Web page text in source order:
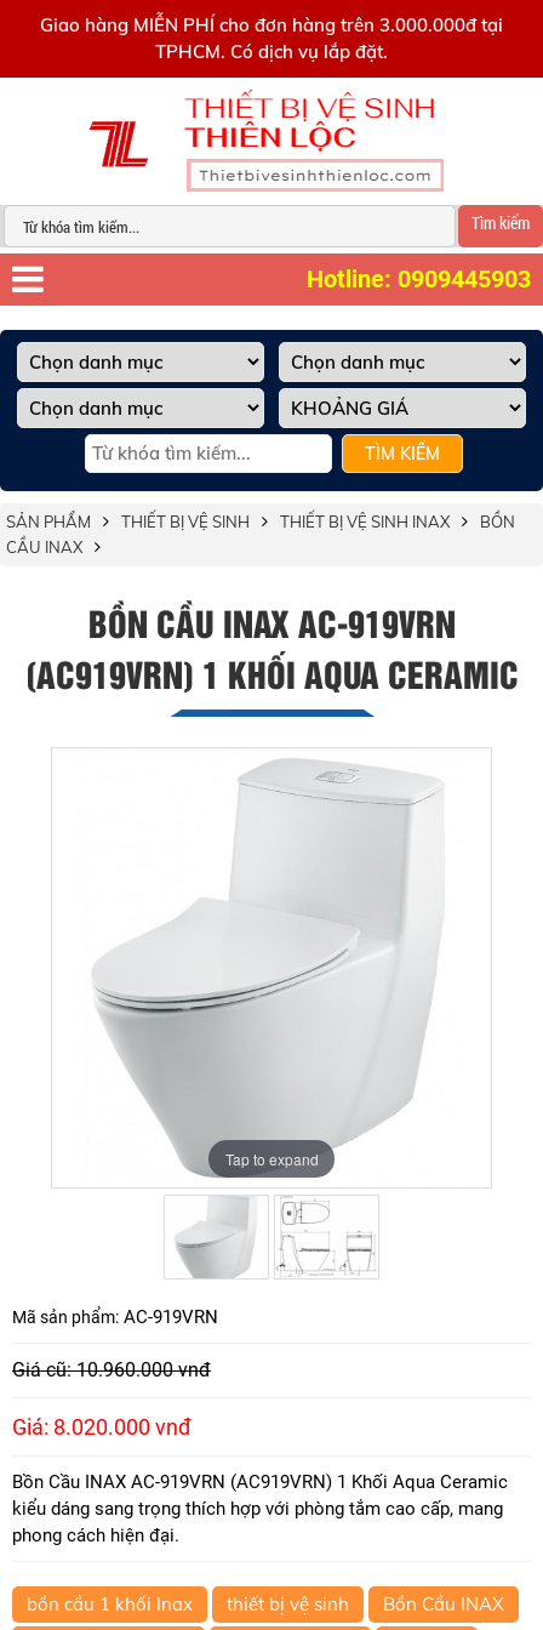
Giao hàng MIỄN PHÍ cho đơn hàng trên 3.000.000đ tại
TPHCM. Có dịch vụ lắp đặt.
Tìm kiếm
Hotline: 0909445903
TÌM KIẾM
SẢN PHẨM THIẾT BỊ VỆ SINH THIẾT BỊ VỆ SINH INAX
BỒN
CẦU INAX
BỒN CẦU INAX AC-919VRN
(AC919VRN) 1 KHỐI AQUA CERAMIC
Tap to expand
Tap to expand
Mã sản phẩm: AC-919VRN
Giá cũ: 10.960.000 vnđ
Giá: 8.020.000 vnđ
Bồn Cầu INAX AC-919VRN (AC919VRN) 1 Khối Aqua Ceramic
kiểu dáng sang trọng thích hợp với phòng tắm cao cấp, mang
phong cách hiện đại.
bồn cầu 1 khối Inax thiết bị vệ sinh
Bồn Cầu INAX
0909445903